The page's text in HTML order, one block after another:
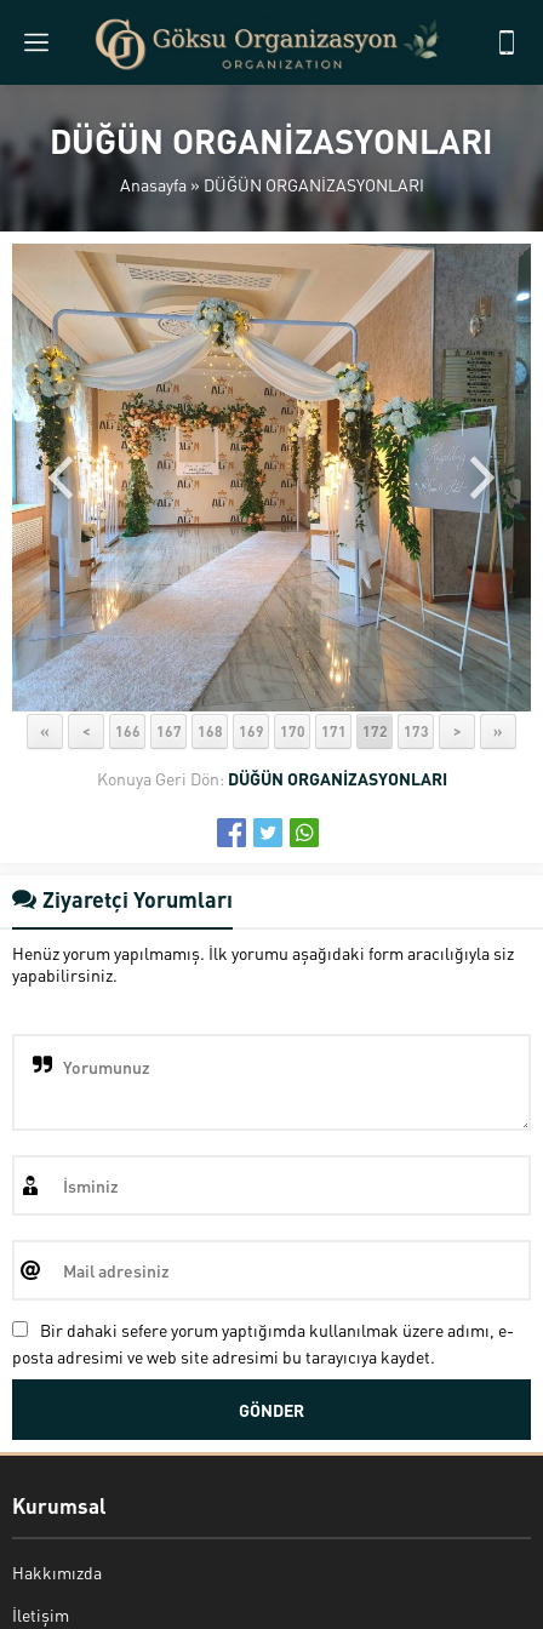
DÜĞÜN ORGANİZASYONLARI
Anasayfa»DÜĞÜN ORGANİZASYONLARI
« < 166 167 168 169 170 171 172 173 > »
Konuya Geri Dön: DÜĞÜN ORGANİZASYONLARI
Ziyaretçi Yorumları
Henüz yorum yapılmamış. İlk yorumu aşağıdaki form aracılığıyla siz
yapabilirsiniz.
Bir dahaki sefere yorum yaptığımda kullanılmak üzere adımı, e-
posta adresimi ve web site adresimi bu tarayıcıya kaydet.
Kurumsal
Hakkımızda
İletişim